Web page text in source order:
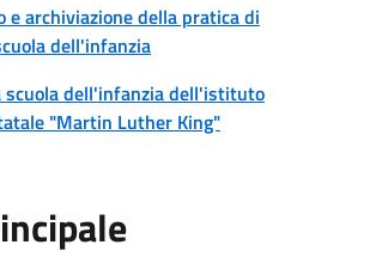
e archiviazione della pratica di
dell'infanzia
scuola dell'infanzia dell'istituto
"Martin Luther King"